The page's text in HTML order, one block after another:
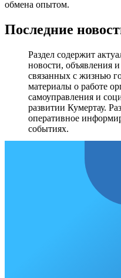
обмена опытом.
Последние
Раздел содержит
новости, объявления
связанных с жизнью
материалы о работе
самоуправления и
развитии Кумертау.
оперативное
событиях.